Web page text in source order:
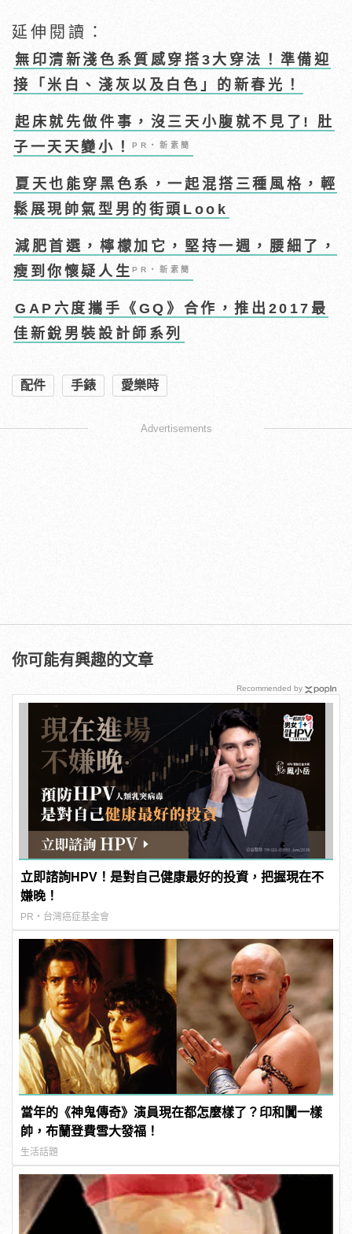
延伸閱讀：
無印清新淺色系質感穿搭3大穿法！準備迎
接「米白、淺灰以及白色」的新春光！
起床就先做件事，沒三天小腹就不見了! 肚
子一天天變小！PR・新素簡
夏天也能穿黑色系，一起混搭三種風格，輕
鬆展現帥氣型男的街頭Look
減肥首選，檸檬加它，堅持一週，腰細了，
瘦到你懷疑人生PR・新素簡
GAP六度攜手《GQ》合作，推出2017最
佳新銳男裝設計師系列
配件 手錶 愛樂時
Advertisements
你可能有興趣的文章
立即諮詢HPV！是對自己健康最好的投資，把握現在不
嫌晚！
PR・台灣癌症基金會
當年的《神鬼傳奇》演員現在都怎麼樣了？印和闐一樣
帥，布蘭登費雪大發福！
生活話題
Recommended by